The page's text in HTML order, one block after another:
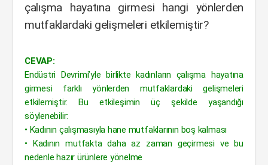
çalışma hayatına girmesi hangi yönlerden
mutfaklardaki gelişmeleri etkilemiştir?
CEVAP:
Endüstri Devrimi’yle birlikte kadınların çalışma hayatına
girmesi farklı yönlerden mutfaklardaki gelişmeleri
etkilemiştir. Bu etkileşimin üç şekilde yaşandığı
söylenebilir:
• Kadının çalışmasıyla hane mutfaklarının boş kalması
• Kadının mutfakta daha az zaman geçirmesi ve bu
nedenle hazır ürünlere yönelme